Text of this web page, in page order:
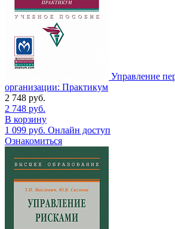
Управление
организации: Практикум
2 748 руб.
2 748 руб.
В корзину
1 099 руб. Онлайн доступ
Ознакомиться